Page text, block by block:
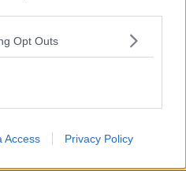
Opt Outs
Access Privacy Policy
in cui ha disposto ”in via
di tutte le scuole pubbliche e
e delle scuole
settembre 2017”. E’ stato
i plessi scolastici che dovranno